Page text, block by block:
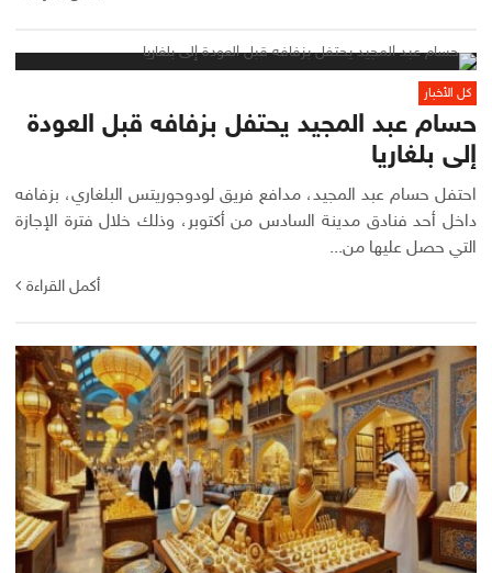
كل الأخبار
حسام عبد المجيد يحتفل بزفافه قبل العودة
إلى بلغاريا
احتفل حسام عبد المجيد، مدافع فريق لودوجوريتس البلغاري، بزفافه
داخل أحد فنادق مدينة السادس من أكتوبر، وذلك خلال فترة الإجازة
التي حصل عليها من...
أكمل القراءة